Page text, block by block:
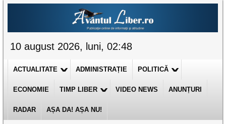
10 august 2026, luni, 02:48
ACTUALITATE ADMINISTRAȚIE POLITICĂ
ECONOMIE TIMP LIBER VIDEO NEWS ANUNȚURI
RADAR AȘA DA! AȘA NU!